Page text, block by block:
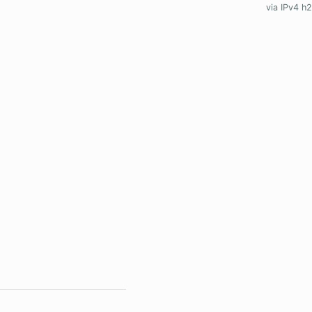
via IPv4 h2